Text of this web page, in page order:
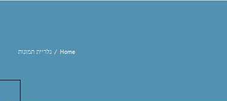
Home
/ גלריית תמונות